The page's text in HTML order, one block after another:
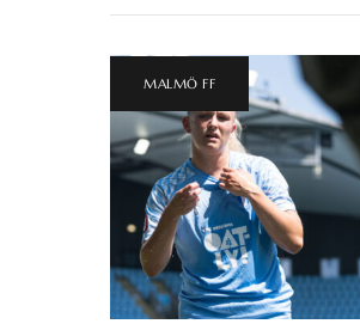
MALMÖ FF